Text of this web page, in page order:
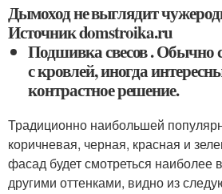
Дымоход не выглядит
Источник domstroika.ru
Подшивка свесов . Обычно
с кровлей, иногда
контрастное решение.
Традиционно наибольшей
коричневая, черная, красная и
фасад будет смотреться
другими оттенками, видно из